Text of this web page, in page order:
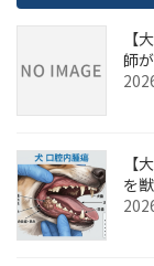
【
師
【
を